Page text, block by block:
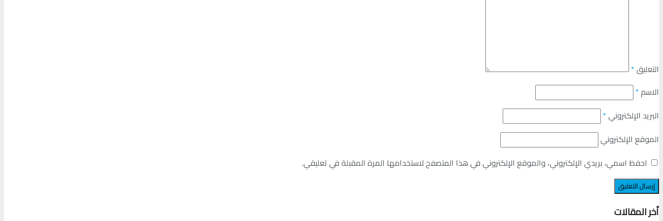
التعليق*
الاسم*
البريد الإلكتروني*
الموقع الإلكتروني
احفظ اسمي، بريدي الإلكتروني، والموقع الإلكتروني في هذا المتصفح لاستخدامها المرة المقبلة في تعليقي.
أخر المقالات